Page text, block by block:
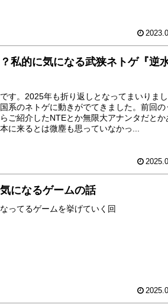
私的に気になる武狭ネトゲ『逆
す。2025年も折り返しとなってまいりま
系のネトゲに動きがでてきました。前回の
ご紹介したNTEとか無限大アナンタだとか
に来るとは微塵も思っていなかっ...
になるゲームの話
ってるゲームを挙げていく回